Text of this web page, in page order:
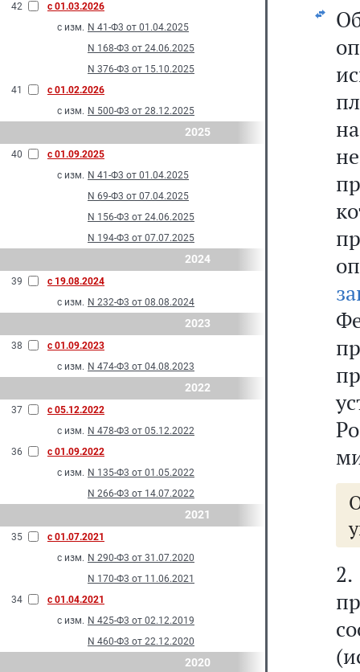
42
с 01.03.2026
с изм. N 41-Ф3 от 01.04.2025
N 168-Ф3 от 24.06.2025
N 376-Ф3 от 15.10.2025
41
с 01.02.2026
с изм. N 500-Ф3 от 28.12.2025
2025
40
с 01.09.2025
с изм. N 41-Ф3 от 01.04.2025
N 69-Ф3 от 07.04.2025
N 156-Ф3 от 24.06.2025
N 194-Ф3 от 07.07.2025
2024
39
с 19.08.2024
с изм. N 232-Ф3 от 08.08.2024
2023
38
с 01.09.2023
с изм. N 474-Ф3 от 04.08.2023
2022
37
с 05.12.2022
с изм. N 478-Ф3 от 05.12.2022
36
с 01.09.2022
с изм. N 135-Ф3 от 01.05.2022
N 266-Ф3 от 14.07.2022
2021
35
с 01.07.2021
с изм. N 290-Ф3 от 31.07.2020
N 170-Ф3 от 11.06.2021
34
с 01.04.2021
с изм. N 425-Ф3 от 02.12.2019
N 460-Ф3 от 22.12.2020
2020